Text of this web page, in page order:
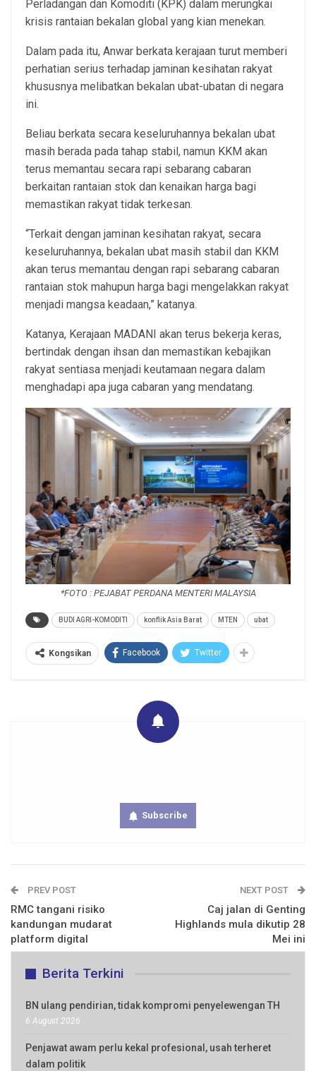
Perladangan dan Komoditi (KPK) dalam merungkai
krisis rantaian bekalan global yang kian menekan.
Dalam pada itu, Anwar berkata kerajaan turut memberi
perhatian serius terhadap jaminan kesihatan rakyat
khususnya melibatkan bekalan ubat-ubatan di negara
ini.
Beliau berkata secara keseluruhannya bekalan ubat
masih berada pada tahap stabil, namun KKM akan
terus memantau secara rapi sebarang cabaran
berkaitan rantaian stok dan kenaikan harga bagi
memastikan rakyat tidak terkesan.
“Terkait dengan jaminan kesihatan rakyat, secara
keseluruhannya, bekalan ubat masih stabil dan KKM
akan terus memantau dengan rapi sebarang cabaran
rantaian stok mahupun harga bagi mengelakkan rakyat
menjadi mangsa keadaan,” katanya.
Katanya, Kerajaan MADANI akan terus bekerja keras,
bertindak dengan ihsan dan memastikan kebajikan
rakyat sentiasa menjadi keutamaan negara dalam
menghadapi apa juga cabaran yang mendatang.
*FOTO : PEJABAT PERDANA MENTERI MALAYSIA
BUDI AGRI-KOMODITI konflik Asia Barat MTEN ubat
Kongsikan Facebook Twitter
Subscribe
PREV POST
RMC tangani risiko
kandungan mudarat
platform digital
NEXT POST
Caj jalan di Genting
Highlands mula dikutip 28
Mei ini
Berita Terkini
BN ulang pendirian, tidak kompromi penyelewengan TH
6 August 2026
Penjawat awam perlu kekal profesional, usah terheret
dalam politik